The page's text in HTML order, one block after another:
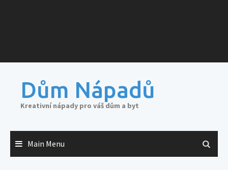
Dům Nápadů
Kreativní nápady pro váš dům a byt
Main Menu